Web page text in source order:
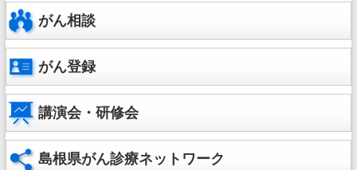
がん相談
がん登録
講演会・研修会
島根県がん診療ネットワーク